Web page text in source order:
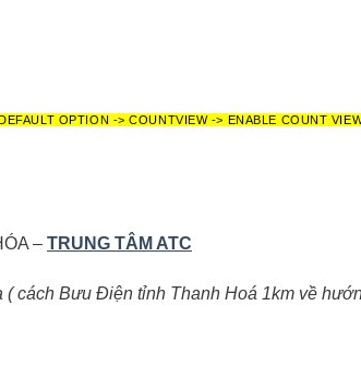
OPTION -> COUNTVIEW -> ENABLE COUNT
– TRUNG TÂM ATC
cách Bưu Điện tỉnh Thanh Hoá 1km về